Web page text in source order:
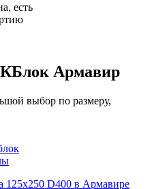
есть
Армавир
выбор по размеру,